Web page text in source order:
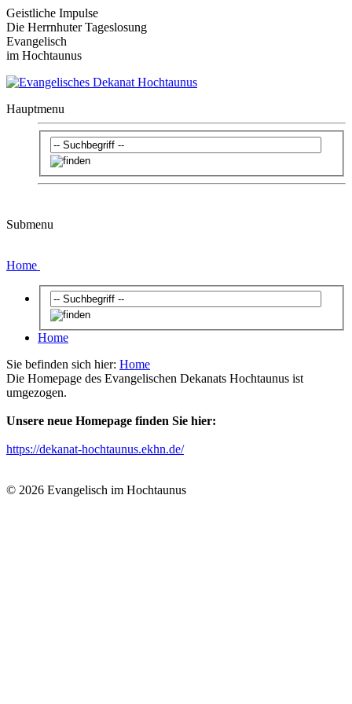
Geistliche Impulse
Die Herrnhuter Tageslosung
Evangelisch
im Hochtaunus
Hauptmenu
Submenu
Home
Home
Sie befinden sich hier: Home
Die Homepage des Evangelischen Dekanats Hochtaunus ist
umgezogen.
Unsere neue Homepage finden Sie hier:
https://dekanat-hochtaunus.ekhn.de/
© 2026 Evangelisch im Hochtaunus